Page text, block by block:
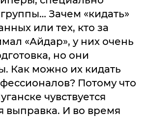
Зачем «кидать»
или тех, кто за
«Айдар», у них очень
но они
Как можно их кидать
Потому что
чувствуется
выправка. И во время